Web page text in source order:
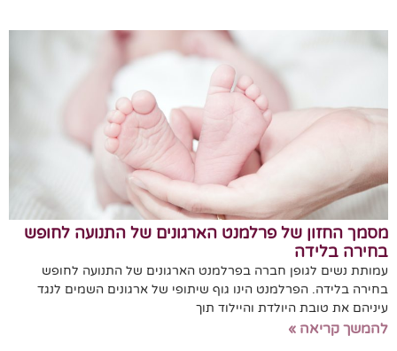
מסמך החזון של פרלמנט הארגונים של התנועה לחופש
בחירה בלידה
עמותת נשים לגופן חברה בפרלמנט הארגונים של התנועה לחופש
בחירה בלידה. הפרלמנט הינו גוף שיתופי של ארגונים השמים לנגד
עיניהם את טובת היולדת והיילוד תוך
להמשך קריאה »